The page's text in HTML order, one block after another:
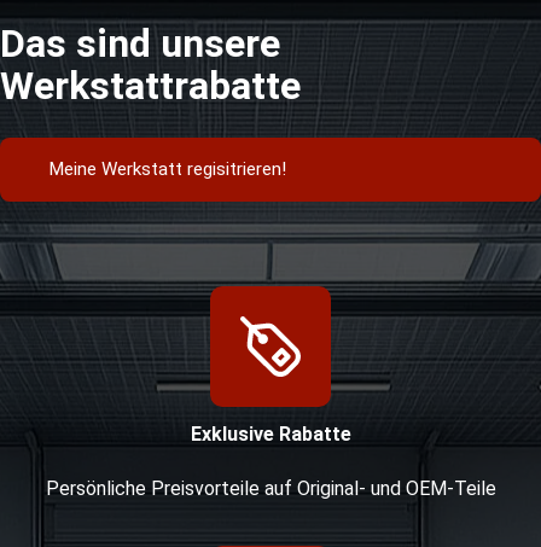
Das sind unsere
Werkstattrabatte
Meine Werkstatt regisitrieren!
Exklusive Rabatte
Persönliche Preisvorteile auf Original- und OEM-Teile